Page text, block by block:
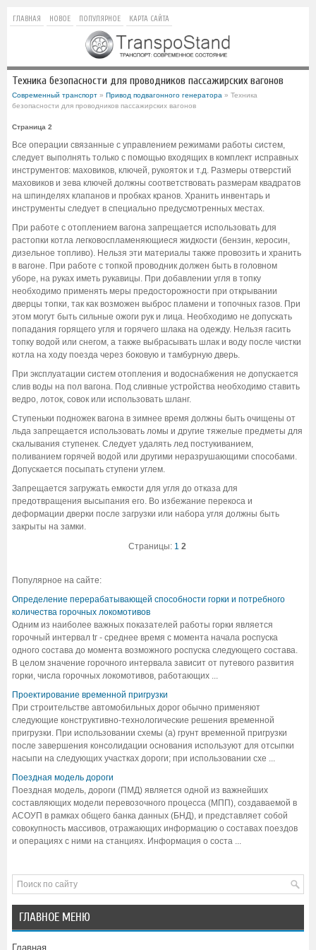
ГЛАВНАЯ НОВОЕ ПОПУЛЯРНОЕ КАРТА САЙТА
Техника безопасности для проводников пассажирских вагонов
Современный транспорт » Привод подвагонного генератора » Техника
безопасности для проводников пассажирских вагонов
Страница 2
Все операции связанные с управлением режимами работы систем,
следует выполнять только с помощью входящих в комплект исправных
инструментов: маховиков, ключей, рукояток и т.д. Размеры отверстий
маховиков и зева ключей должны соответствовать размерам квадратов
на шпинделях клапанов и пробках кранов. Хранить инвентарь и
инструменты следует в специально предусмотренных местах.
При работе с отоплением вагона запрещается использовать для
растопки котла легковоспламеняющиеся жидкости (бензин, керосин,
дизельное топливо). Нельзя эти материалы также провозить и хранить
в вагоне. При работе с топкой проводник должен быть в головном
уборе, на руках иметь рукавицы. При добавлении угля в топку
необходимо применять меры предосторожности при открывании
дверцы топки, так как возможен выброс пламени и топочных газов. При
этом могут быть сильные ожоги рук и лица. Необходимо не допускать
попадания горящего угля и горячего шлака на одежду. Нельзя гасить
топку водой или снегом, а также выбрасывать шлак и воду после чистки
котла на ходу поезда через боковую и тамбурную дверь.
При эксплуатации систем отопления и водоснабжения не допускается
слив воды на пол вагона. Под сливные устройства необходимо ставить
ведро, лоток, совок или использовать шланг.
Ступеньки подножек вагона в зимнее время должны быть очищены от
льда запрещается использовать ломы и другие тяжелые предметы для
скалывания ступенек. Следует удалять лед постукиванием,
поливанием горячей водой или другими неразрушающими способами.
Допускается посыпать ступени углем.
Запрещается загружать емкости для угля до отказа для
предотвращения высыпания его. Во избежание перекоса и
деформации дверки после загрузки или набора угля должны быть
закрыты на замки.
Страницы: 1 2
Популярное на сайте:
Определение перерабатывающей способности горки и потребного
количества горочных локомотивов
Одним из наиболее важных показателей работы горки является
горочный интервал tг - среднее время с момента начала роспуска
одного состава до момента возможного роспуска следующего состава.
В целом значение горочного интервала зависит от путевого развития
горки, числа горочных локомотивов, работающих ...
Проектирование временной пригрузки
При строительстве автомобильных дорог обычно применяют
следующие конструктивно-технологические решения временной
пригрузки. При использовании схемы (а) грунт временной пригрузки
после завершения консолидации основания используют для отсыпки
насыпи на следующих участках дороги; при использовании схе ...
Поездная модель дороги
Поездная модель, дороги (ПМД) является одной из важнейших
составляющих модели перевозочного процесса (МПП), создаваемой в
АСОУП в рамках общего банка данных (БНД), и представляет собой
совокупность массивов, отражающих информацию о составах поездов
и операциях с ними на станциях. Информация о соста ...
ГЛАВНОЕ МЕНЮ
Главная